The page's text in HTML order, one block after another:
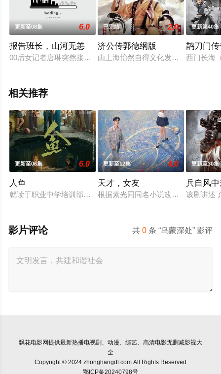
更新至08集 6.0
报告班长，山河无恙
00后女记者唐琳突然接到任务，和自己的师父刘守业陪伴抗美
已完结 2.0
济公传郭德纲版
由上海怡然自得文化发展有限公司投
更新第40集
鹊刀门
西门长海
相关推荐
更新至06集 6.0
人鱼
就读于职业中学培训部的花季女生苏琳（黄杨钿甜 饰），虽自
更新至12集 4.0
天才，女友
根据素光同同名小说改编。江逾白长
更新至30集
兵自风
该剧讲述
共0 条 “乌蒙深处” 影评
影片评论
飘花电影网提供最新热播电视剧、动漫、综艺、高清电影无删减影视大
全
Copyright © 2024 zhonghangdl.com All Rights Reserved
鄂ICP备20240798号